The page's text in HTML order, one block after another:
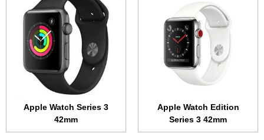
Apple Watch Edition
Series 3 42mm
Apple Watch Series 3
42mm
1.5 بوصة • 340x272 بكسل
الذاكرة الداخلية:16 جيجابايت
نظام التشغيل:
المعالج:ثنائي النواة 1 جيجاهرتز
عرض الموصفات ←
الذاكرة الداخلية:16 جيجابايت
الرام:
نظام التشغيل:WatchOS
المعالج:ثنائي النواة 1 جيجاهرتز
البطارية:
عرض الموصفات ←